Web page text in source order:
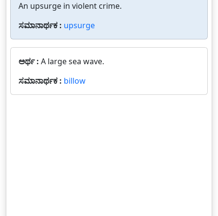
An upsurge in violent crime.
ಸಮಾನಾರ್ಥಕ : upsurge
ಅರ್ಥ : A large sea wave.
ಸಮಾನಾರ್ಥಕ : billow